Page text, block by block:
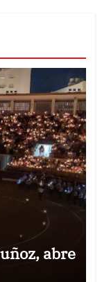
abre